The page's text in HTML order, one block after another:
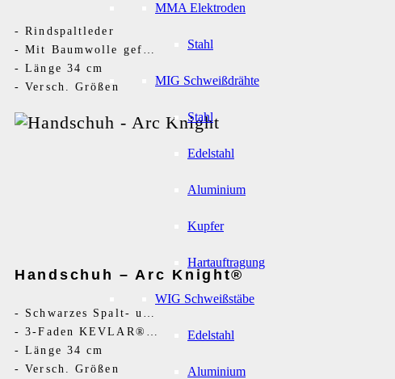
MMA Elektroden
Stahl
MIG Schweißdrähte
Stahl
Edelstahl
Aluminium
Kupfer
Hartauftragung
WIG Schweißstäbe
Edelstahl
Aluminium
-Rindspaltleder
-Mit Baumwolle gefüttert
-Länge 34 cm
-Versch. Größen
Handschuh – Arc Knight®
- Schwarzes Spalt- und weißes Rindsvollleder
-3-Faden KEVLAR® Garn
-Länge 34 cm
-Versch. Größen